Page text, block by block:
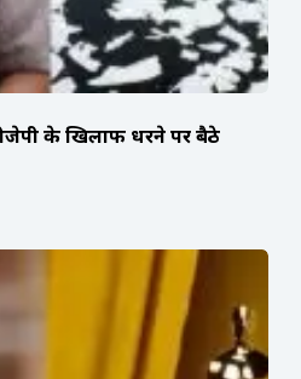
के खिलाफ धरने पर बैठे